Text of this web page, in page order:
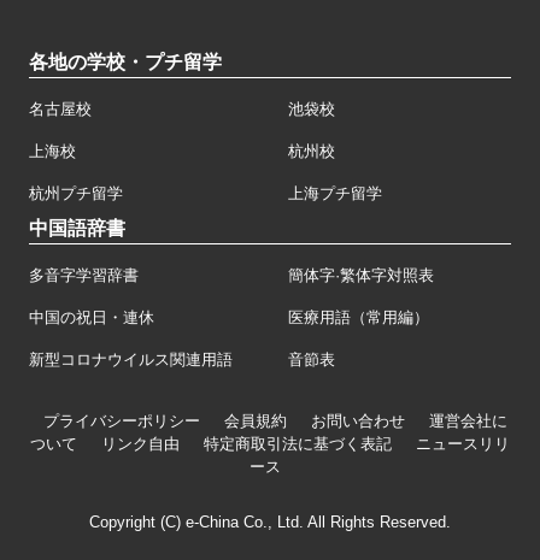
各地の学校・プチ留学
名古屋校 池袋校
上海校 杭州校
杭州プチ留学 上海プチ留学
中国語辞書
多音字学習辞書 簡体字·繁体字対照表
中国の祝日・連休 医療用語（常用編）
新型コロナウイルス関連用語 音節表
プライバシーポリシー 会員規約 お問い合わせ
運営会社に
ついて
リンク自由 特定商取引法に基づく表記
ニュースリリ
ース
Copyright (C) e-China Co., Ltd. All Rights Reserved.